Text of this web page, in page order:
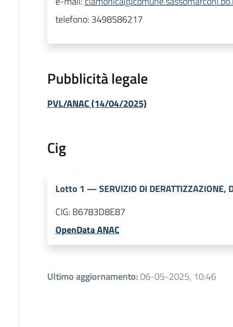
telefono: 3498586217
Pubblicità legale
PVL/ANAC (14/04/2025)
Cig
Lotto 1 —SERVIZIO DI DERATTIZZAZIONE,
CIG: B6783D8E87
OpenData ANAC
Ultimo aggiornamento:06-05-2025, 10:46